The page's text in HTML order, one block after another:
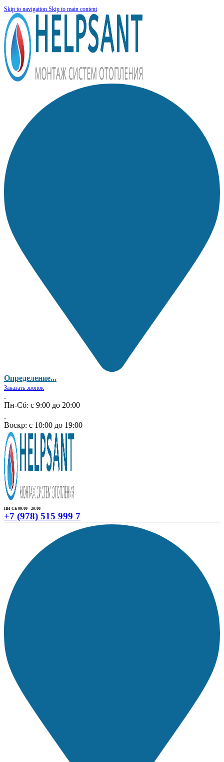
Skip to navigation Skip to main content
Определение...
Заказать звонок
.
Пн-Сб: с 9:00 до 20:00
.
Воскр: с 10:00 до 19:00
ПН-СБ 09:00 - 20:00
+7 (978) 515 999 7